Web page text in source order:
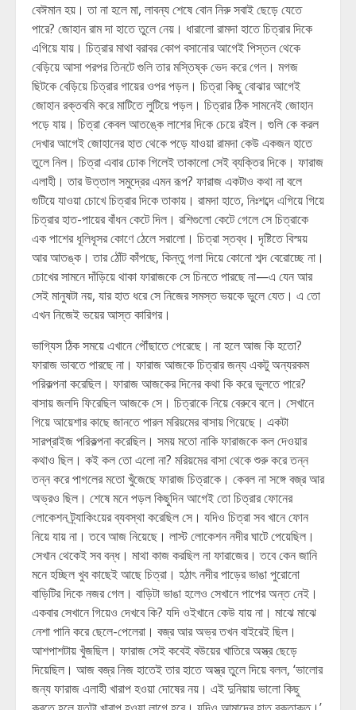
বেঈমান হয়। তা না হলে মা, লাবন্য শেষে বোন নিরু সবাই ছেড়ে যেতে
পারে? জোহান রাম দা হাতে তুলে নেয়। ধারালো রামদা হাতে চিত্রার দিকে
এগিয়ে যায়। চিত্রার মাথা বরাবর কোপ বসানোর আগেই পিস্তল থেকে
বেড়িয়ে আসা পরপর তিনটে গুলি তার মস্তিষ্ক ভেদ করে গেল। মগজ
ছিটকে বেড়িয়ে চিত্রার গায়ের ওপর পড়ল। চিত্রা কিছু বোঝার আগেই
জোহান রক্তবমি করে মাটিতে লুটিয়ে পড়ল। চিত্রার ঠিক সামনেই জোহান
পড়ে যায়। চিত্রা কেবল আতঙ্কে লাশের দিকে চেয়ে রইল। গুলি কে করল
দেখার আগেই জোহানের হাত থেকে পড়ে যাওয়া রামদা কেউ একজন হাতে
তুলে নিল। চিত্রা এবার ঢোক গিলেই তাকালো সেই ব্যক্তির দিকে। ফারাজ
এলাহী। তার উত্তাল সমুদ্রের এমন রূপ? ফারাজ একটাও কথা না বলে
গুটিয়ে যাওয়া চোখে চিত্রার দিকে তাকায়। রামদা হাতে, নিঃশব্দে এগিয়ে গিয়ে
চিত্রার হাত-পায়ের বাঁধন কেটে দিল। রশিগুলো কেটে গেলে সে চিত্রাকে
এক পাশের ধূলিধূসর কোণে ঠেলে সরালো। চিত্রা স্তব্ধ। দৃষ্টিতে বিস্ময়
আর আতঙ্ক। তার ঠোঁট কাঁপছে, কিন্তু গলা দিয়ে কোনো শব্দ বেরোচ্ছে না।
চোখের সামনে দাঁড়িয়ে থাকা ফারাজকে সে চিনতে পারছে না—এ যেন আর
সেই মানুষটা নয়, যার হাত ধরে সে নিজের সমস্ত ভয়কে ভুলে যেত। এ তো
এখন নিজেই ভয়ের আস্ত কারিগর।
ভাগ্যিস ঠিক সময়ে এখানে পৌঁছাতে পেরেছে। না হলে আজ কি হতো?
ফারাজ ভাবতে পারছে না। ফারাজ আজকে চিত্রার জন্য একটু অন্যরকম
পরিকল্পনা করেছিল। ফারাজ আজকের দিনের কথা কি করে ভুলতে পারে?
বাসায় জলদি ফিরেছিল আজকে সে। চিত্রাকে নিয়ে বেরুবে বলে। সেখানে
গিয়ে আয়েশার কাছে জানতে পারল মরিয়মের বাসায় গিয়েছে। একটা
সারপ্রাইজ পরিকল্পনা করেছিল। সময় মতো নাকি ফারাজকে কল দেওয়ার
কথাও ছিল। কই কল তো এলো না? মরিয়মের বাসা থেকে শুরু করে তন্ন
তন্ন করে পাগলের মতো খুঁজেছে ফারাজ চিত্রাকে। কেবল না সঙ্গে বজ্র আর
অভ্রও ছিল। শেষে মনে পড়ল কিছুদিন আগেই তো চিত্রার ফোনের
লোকেশন ট্র্যাকিংয়ের ব্যবস্থা করেছিল সে। যদিও চিত্রা সব খানে ফোন
নিয়ে যায় না। তবে আজ নিয়েছে। লাস্ট লোকেশন নদীর ঘাটে পেয়েছিল।
সেখান থেকেই সব বন্ধ। মাথা কাজ করছিল না ফারাজের। তবে কেন জানি
মনে হচ্ছিল খুব কাছেই আছে চিত্রা। হঠাৎ নদীর পাড়ের ভাঙা পুরোনো
বাড়িটির দিকে নজর গেল। বাড়িটা ভাঙা হলেও সেখানে পাপের অন্ত নেই।
একবার সেখানে গিয়েও দেখবে কি? যদি ওইখানে কেউ যায় না। মাঝে মাঝে
নেশা পানি করে ছেলে-পেলেরা। বজ্র আর অভ্র তখন বাইরেই ছিল।
আশপাশটায় খুঁজছিল। ফারাজ সেই কবেই বউয়ের খাতিরে অস্ত্র ছেড়ে
দিয়েছিল। আজ বজ্র নিজ হাতেই তার হাতে অস্ত্র তুলে দিয়ে বলল, ‘ভালোর
জন্য ফারাজ এলাহী খারাপ হওয়া দোষের নয়। এই দুনিয়ায় ভালো কিছু